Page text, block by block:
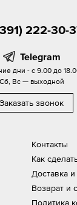
Контакты
Как
Доставка
Возврат и
Политика
222-30-
Telegram
дни - с 9.00 до
Сб, Вс — выходной
Заказать звонок